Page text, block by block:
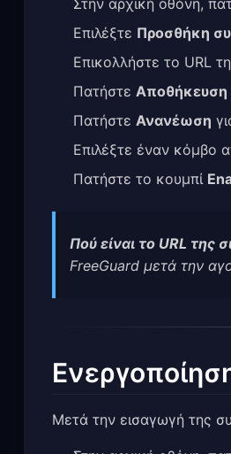
Επιλέξτε Προσθήκη
Επικολλήστε το URL
Πατήστε Αποθήκευση
Πατήστε Ανανέωση
Επιλέξτε έναν κόμβο
Πατήστε το κουμπί
Πού είναι το URL της
FreeGuard μετά την
Μετά την εισαγωγή της